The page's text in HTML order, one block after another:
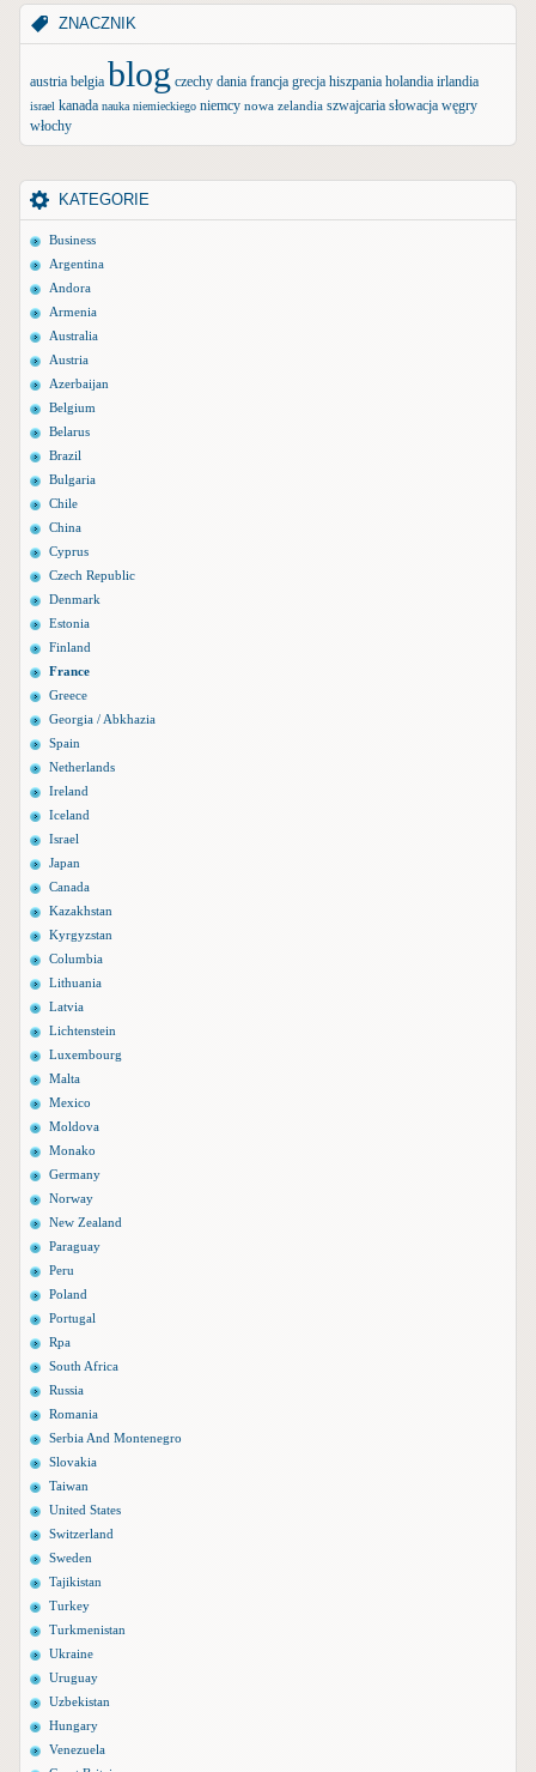
ZNACZNIK
austria belgia blog czechy dania francja grecja hiszpania holandia irlandia
israel kanada nauka niemieckiego niemcy nowa zelandia szwajcaria słowacja węgry
włochy
KATEGORIE
Business
Argentina
Andora
Armenia
Australia
Austria
Azerbaijan
Belgium
Belarus
Brazil
Bulgaria
Chile
China
Cyprus
Czech Republic
Denmark
Estonia
Finland
France
Greece
Georgia / Abkhazia
Spain
Netherlands
Ireland
Iceland
Israel
Japan
Canada
Kazakhstan
Kyrgyzstan
Columbia
Lithuania
Latvia
Lichtenstein
Luxembourg
Malta
Mexico
Moldova
Monako
Germany
Norway
New Zealand
Paraguay
Peru
Poland
Portugal
Rpa
South Africa
Russia
Romania
Serbia And Montenegro
Slovakia
Taiwan
United States
Switzerland
Sweden
Tajikistan
Turkey
Turkmenistan
Ukraine
Uruguay
Uzbekistan
Hungary
Venezuela